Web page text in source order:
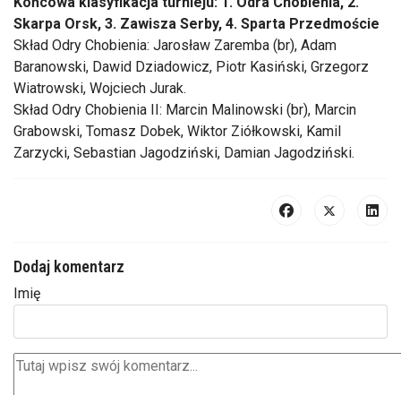
Skarpa Orsk, 3. Zawisza Serby, 4. Sparta Przedmoście
Skład Odry Chobienia: Jarosław Zaremba (br), Adam
Baranowski, Dawid Dziadowicz, Piotr Kasiński, Grzegorz
Wiatrowski, Wojciech Jurak.
Skład Odry Chobienia II: Marcin Malinowski (br), Marcin
Grabowski, Tomasz Dobek, Wiktor Ziółkowski, Kamil
Zarzycki, Sebastian Jagodziński, Damian Jagodziński.
Dodaj komentarz
Imię